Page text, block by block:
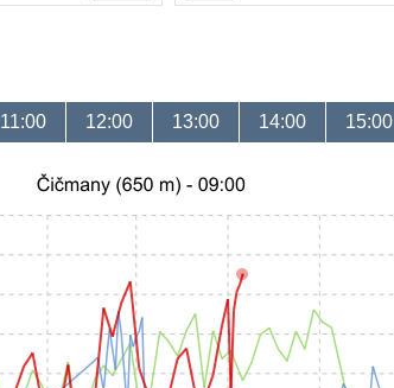
11:00 12:00 13:00 14:00 15:00